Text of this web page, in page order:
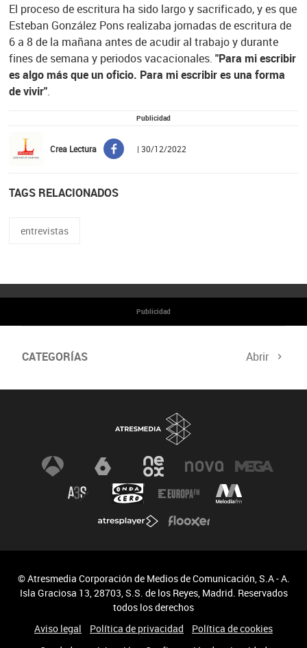
El proceso de escritura ha sido largo y sacrificado, y es que
Esteban González Pons realizaba jornadas de escritura de
6 a 8 de la mañana antes de acudir al trabajo y durante
fines de semana y periodos vacacionales. "Para mi escribir
es algo más que un oficio. Para mi escribir es una forma
de vivir".
Publicidad
Crea Lectura | 30/12/2022
TAGS RELACIONADOS
entrevistas
Publicidad
CATEGORÍAS Abrir
© Atresmedia Corporación de Medios de Comunicación, S.A - A.
Isla Graciosa 13, 28703, S.S. de los Reyes, Madrid. Reservados
todos los derechos
Aviso legal
Política de privacidad
Política de cookies